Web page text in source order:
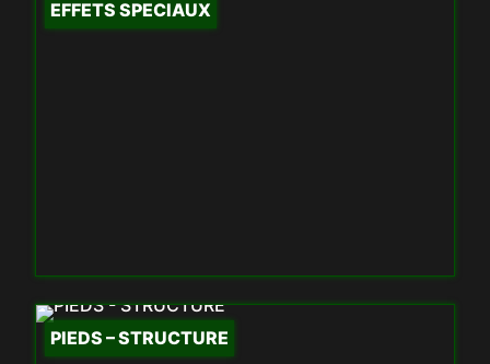
EFFETS SPECIAUX
PIEDS – STRUCTURE